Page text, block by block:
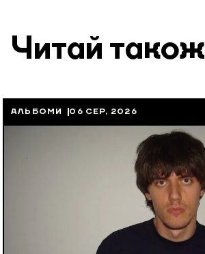
Читай також
АЛЬБОМИ 06 СЕР, 2026